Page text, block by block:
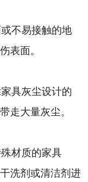
不易接触的地
表面。
具灰尘设计的
走大量灰尘。
材质的家具
洗剂或清洁剂进